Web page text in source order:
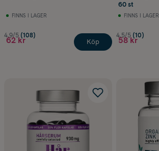
FINNS I LAGER
4.9/5 (108)
62 kr Köp
60 st
FINNS I LAGER
4.5/5 (10)
58 kr